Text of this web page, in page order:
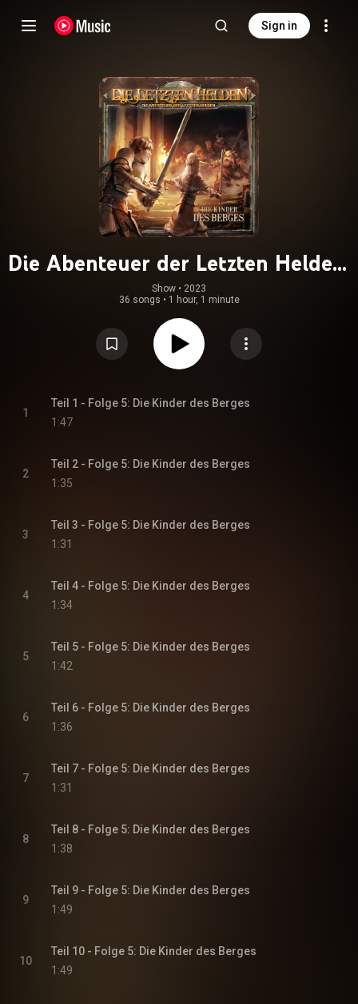
Sign in
Die Abenteuer der Letzten Helden,
Folge 5: Die Kinder des Berges
Show • 2023
36 songs • 1 hour, 1 minute
1
Teil 1 - Folge 5: Die Kinder des Berges
1:47
2
Teil 2 - Folge 5: Die Kinder des Berges
1:35
3
Teil 3 - Folge 5: Die Kinder des Berges
1:31
4
Teil 4 - Folge 5: Die Kinder des Berges
1:34
5
Teil 5 - Folge 5: Die Kinder des Berges
1:42
6
Teil 6 - Folge 5: Die Kinder des Berges
1:36
7
Teil 7 - Folge 5: Die Kinder des Berges
1:31
8
Teil 8 - Folge 5: Die Kinder des Berges
1:38
9
Teil 9 - Folge 5: Die Kinder des Berges
1:49
10
Teil 10 - Folge 5: Die Kinder des Berges
1:49